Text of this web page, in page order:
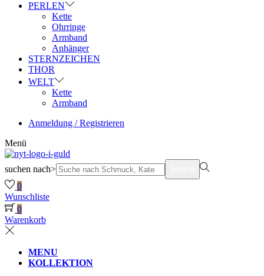
PERLEN
Kette
Ohrringe
Armband
Anhänger
STERNZEICHEN
THOR
WELT
Kette
Armband
Anmeldung / Registrieren
Menü
suchen nach>
0
Wunschliste
0
Warenkorb
MENU
KOLLEKTION